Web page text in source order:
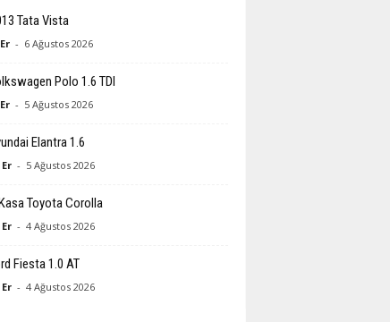
Tata Vista
- 6 Ağustos 2026
Polo 1.6 TDI
- 5 Ağustos 2026
Elantra 1.6
- 5 Ağustos 2026
Toyota Corolla
- 4 Ağustos 2026
Fiesta 1.0 AT
- 4 Ağustos 2026